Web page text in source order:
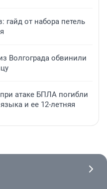
гайд от набора петель
Волгограда обвинили
атаке БПЛА погибли
и ее 12-летняя